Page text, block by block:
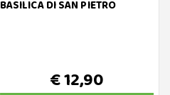
BASILICA DI SAN PIETRO
€ 12,90